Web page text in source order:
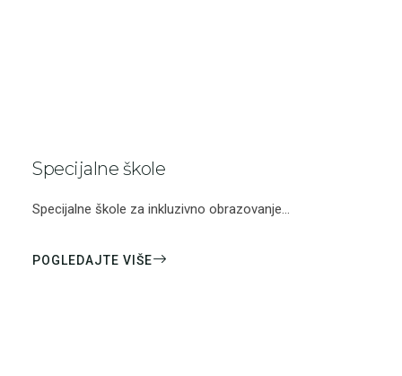
Specijalne škole
Specijalne škole za inkluzivno obrazovanje...
POGLEDAJTE VIŠE